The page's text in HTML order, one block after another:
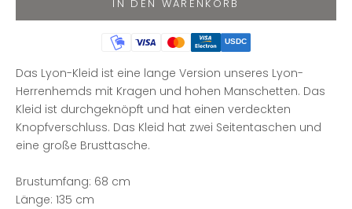
IN DEN WARENKORB
USDC
Das Lyon-Kleid ist eine lange Version unseres Lyon-
Herrenhemds mit Kragen und hohen Manschetten. Das
Kleid ist durchgeknöpft und hat einen verdeckten
Knopfverschluss. Das Kleid hat zwei Seitentaschen und
eine große Brusttasche.
Brustumfang: 68 cm
Länge: 135 cm